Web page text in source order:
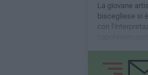
La giovane
biscegliese si
con